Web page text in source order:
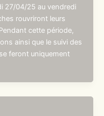
27/04/25 au vendredi
rouvriront leurs
cette période,
ainsi que le suivi des
feront uniquement